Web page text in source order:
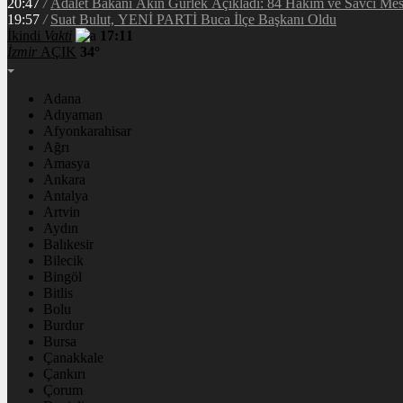
20:47 / Adalet Bakanı Akın Gürlek Açıkladı: 84 Hâkim ve Savcı
19:57 / Suat Bulut, YENİ PARTİ Buca İlçe Başkanı Oldu
İkindi Vakti
17:11
İzmir AÇIK 34°
Adana
Adıyaman
Afyonkarahisar
Ağrı
Amasya
Ankara
Antalya
Artvin
Aydın
Balıkesir
Bilecik
Bingöl
Bitlis
Bolu
Burdur
Bursa
Çanakkale
Çankırı
Çorum